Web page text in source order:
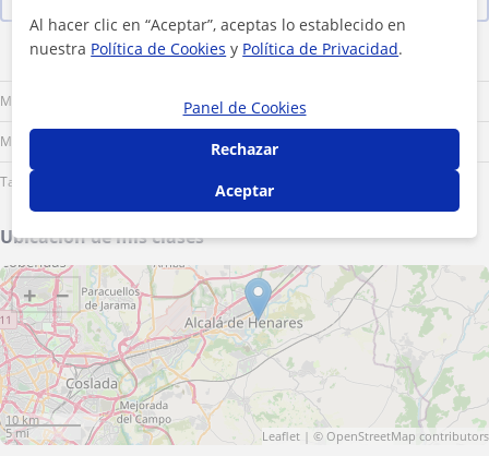
Lu Ma Mi Ju Vi
Mañana
Mediodía
Tarde
Ubicación de mis clases
+ −
10 km
5 mi
Leaflet | © OpenStreetMap contributors
Al hacer clic en “Aceptar”, aceptas lo establecido en
nuestra Política de Cookies y Política de Privacidad.
Panel de Cookies
Rechazar
Aceptar